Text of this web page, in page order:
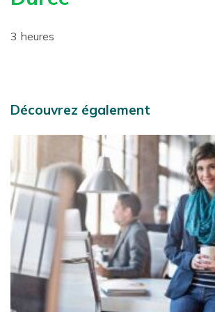
3 heures
Découvrez également